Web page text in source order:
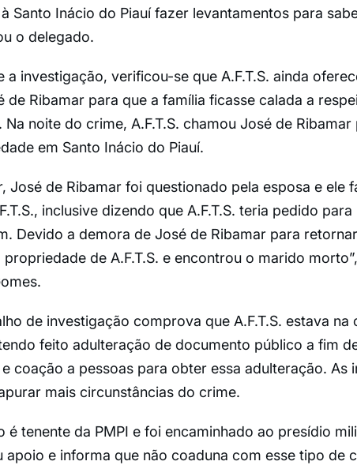
Santo Inácio do Piauí fazer levantamentos para
o delegado.
a investigação, verificou-se que A.F.T.S. ainda
de Ribamar para que a família ficasse calada a
Na noite do crime, A.F.T.S. chamou José de
em Santo Inácio do Piauí.
José de Ribamar foi questionado pela esposa e ele
inclusive dizendo que A.F.T.S. teria pedido
Devido a demora de José de Ribamar para
propriedade de A.F.T.S. e encontrou o marido
de investigação comprova que A.F.T.S. estava
feito adulteração de documento público a fim
coação a pessoas para obter essa adulteração. As
mais circunstâncias do crime.
é tenente da PMPI e foi encaminhado ao presídio
apoio e informa que não coaduna com esse tipo de